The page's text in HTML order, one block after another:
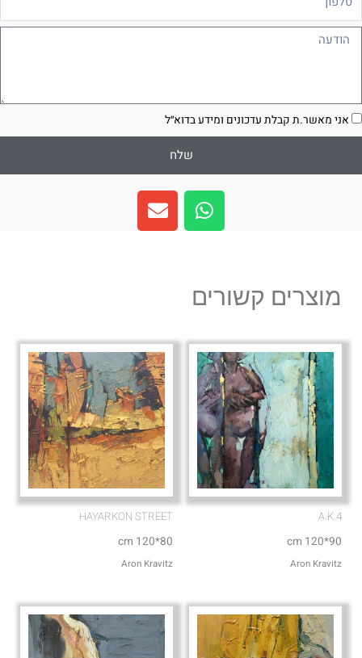
אני מאשר.ת קבלת עדכונים ומידע בדוא״ל
שלח
W
h
a
a
p
E
n
v
e
מוצרים קשורים
A.K.4
90*120 cm
Aron Kravitz
HAYARKON STREET
80*120 cm
Aron Kravitz